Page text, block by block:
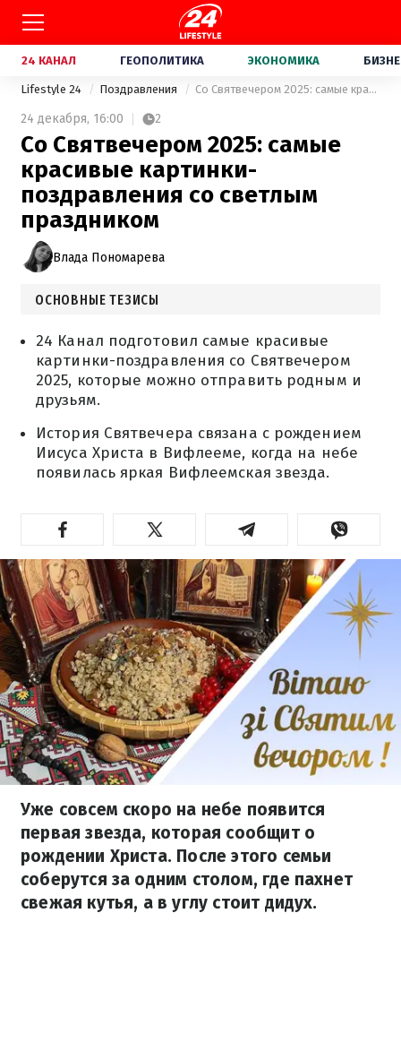
24 КАНАЛ ГЕОПОЛИТИКА ЭКОНОМИКА
Lifestyle 24 Поздравления Со Святвечером 2025: самые красивые картинки-поздравления со светлым праздником
24 декабря, 16:00 2
Со Святвечером 2025: самые
красивые картинки-
поздравления со светлым
праздником
Влада Пономарева
ОСНОВНЫЕ ТЕЗИСЫ
24 Канал подготовил самые красивые
картинки-поздравления со Святвечером
2025, которые можно отправить родным и
друзьям.
История Святвечера связана с рождением
Иисуса Христа в Вифлееме, когда на небе
появилась яркая Вифлеемская звезда.
Уже совсем скоро на небе появится
первая звезда, которая сообщит о
рождении Христа. После этого семьи
соберутся за одним столом, где пахнет
свежая кутья, а в углу стоит дидух.